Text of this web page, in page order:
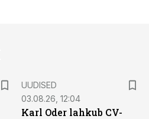
UUDISED
03.08.26, 12:04
Karl Oder lahkub CV-